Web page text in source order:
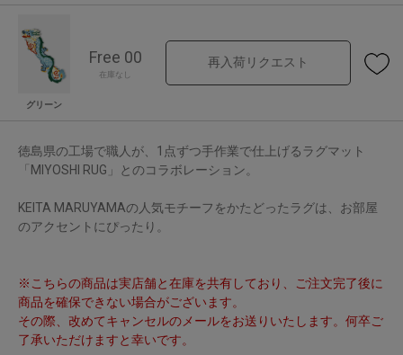
グリーン
Free 00
在庫なし
再入荷リクエスト
徳島県の工場で職人が、1点ずつ手作業で仕上げるラグマット
「MIYOSHI RUG」とのコラボレーション。
KEITA MARUYAMAの人気モチーフをかたどったラグは、お部屋
のアクセントにぴったり。
※こちらの商品は実店舗と在庫を共有しており、ご注文完了後に
商品を確保できない場合がございます。
その際、改めてキャンセルのメールをお送りいたします。何卒ご
了承いただけますと幸いです。